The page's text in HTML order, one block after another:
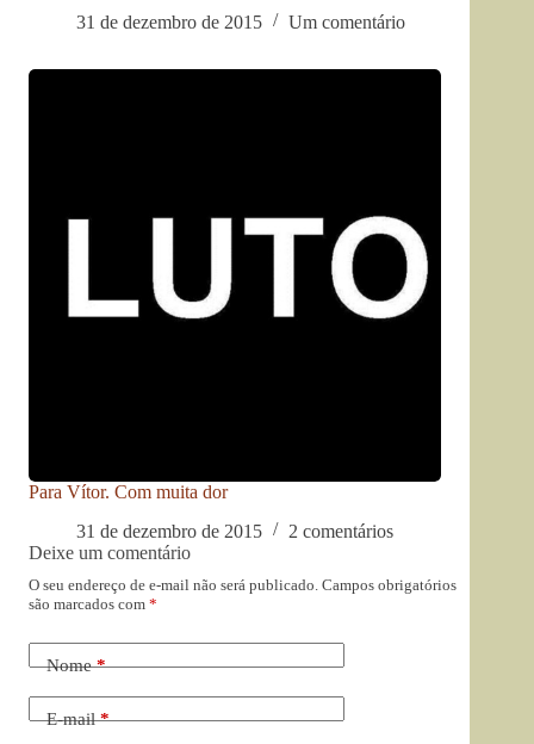
31 de dezembro de 2015
Um comentário
Para Vítor. Com muita dor
31 de dezembro de 2015
2 comentários
Deixe um comentário
O seu endereço de e-mail não será publicado. Campos obrigatórios
são marcados com *
Nome*
E-mail*